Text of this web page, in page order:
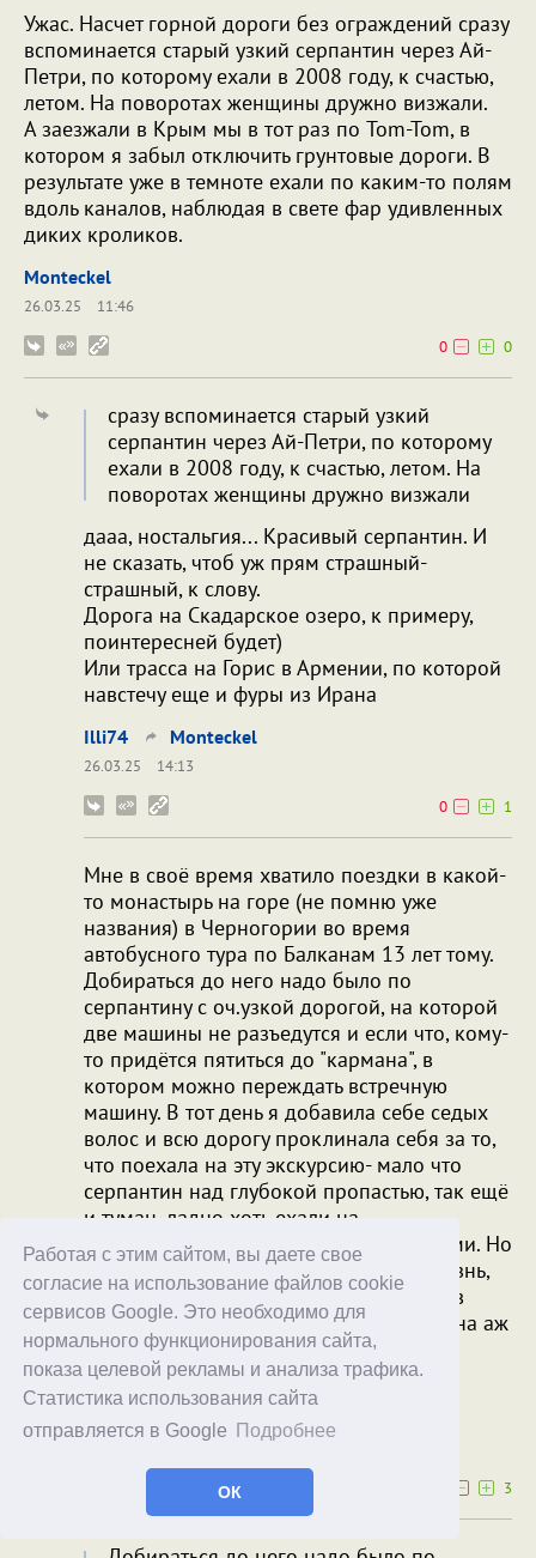
Работая с этим сайтом, вы даете свое
согласие на использование файлов cookie
сервисов Google. Это необходимо для
нормального функционирования сайта,
показа целевой рекламы и анализа трафика.
Статистика использования сайта
отправляется в Google
Подробнее
ОК
Ужас. Насчет горной дороги без ограждений сразу
вспоминается старый узкий серпантин через Ай-
Петри, по которому ехали в 2008 году, к счастью,
летом. На поворотах женщины дружно визжали.
А заезжали в Крым мы в тот раз по Tom-Tom, в
котором я забыл отключить грунтовые дороги. В
результате уже в темноте ехали по каким-то полям
вдоль каналов, наблюдая в свете фар удивленных
диких кроликов.
Monteckel
26.03.25
11:46
0
0
сразу вспоминается старый узкий
серпантин через Ай-Петри, по которому
ехали в 2008 году, к счастью, летом. На
поворотах женщины дружно визжали
дааа, ностальгия... Красивый серпантин. И
не сказать, чтоб уж прям страшный-
страшный, к слову.
Дорога на Скадарское озеро, к примеру,
поинтересней будет)
Или трасса на Горис в Армении, по которой
навстечу еще и фуры из Ирана
Illi74 Monteckel
26.03.25
14:13
0
1
Мне в своё время хватило поездки в какой-
то монастырь на горе (не помню уже
названия) в Черногории во время
автобусного тура по Балканам 13 лет тому.
Добираться до него надо было по
серпантину с оч.узкой дорогой, на которой
две машины не разъедутся и если что, кому-
то придётся пятиться до "кармана", в
котором можно переждать встречную
машину. В тот день я добавила себе седых
волос и всю дорогу проклинала себя за то,
что поехала на эту экскурсию- мало что
серпантин над глубокой пропастью, так ещё
и туман, ладно хоть ехали на
микроавтобусах с местными водителями. Но
мне этого экстрима хватило на всю жизнь,
мы с моей соседкой по номеру потом в
следующем монастыре (уже в Сербии) на аж
свечку поставили за благополучное
возвращение с той экскурсии
Monteckel
3